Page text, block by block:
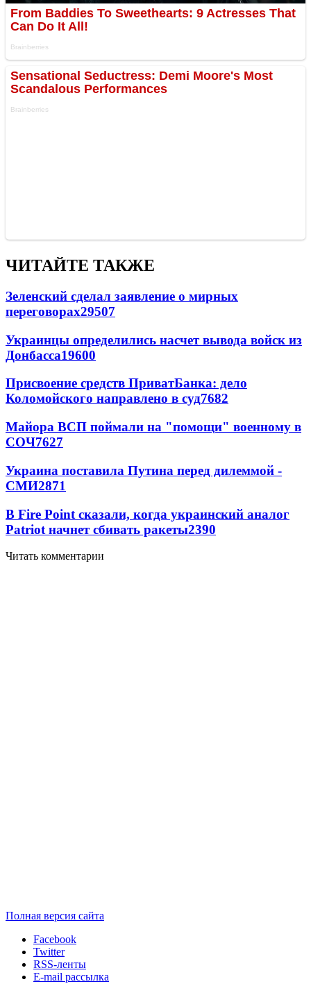
ЧИТАЙТЕ ТАКЖЕ
Зеленский сделал заявление о мирных
переговорах29507
Украинцы определились насчет вывода войск из
Донбасса19600
Присвоение средств ПриватБанка: дело
Коломойского направлено в суд7682
Майора ВСП поймали на "помощи" военному в
СОЧ7627
Украина поставила Путина перед дилеммой -
СМИ2871
В Fire Point сказали, когда украинский аналог
Patriot начнет сбивать ракеты2390
Читать комментарии
Полная версия сайта
Facebook
Twitter
RSS-ленты
E-mail рассылка